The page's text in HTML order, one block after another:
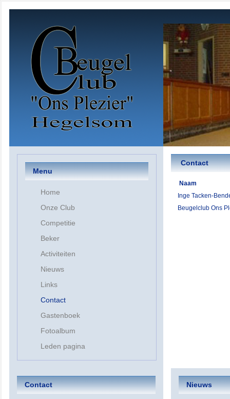
Menu
Home
Onze Club
Competitie
Beker
Activiteiten
Nieuws
Links
Contact
Gastenboek
Fotoalbum
Leden pagina
Contact
Naam
Inge Tacken-
Beugelclub Ons
Contact Nieuws